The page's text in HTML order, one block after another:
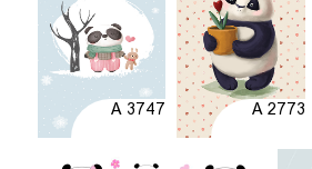
A 2773
A 3747